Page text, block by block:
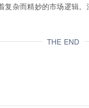
杂而精妙的市场逻辑
THE END